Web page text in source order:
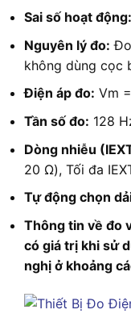
Sai số hoạt động:
Nguyên lý đo:
không dùng cọc
Điện áp đo: Vm
Tần số đo: 128
Dòng nhiễu
20 Ω), Tối đa
Tự động chọn
Thông tin về đo
có giá trị khi sử
nghị ở khoảng